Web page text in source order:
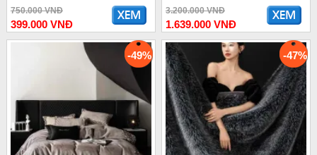
750.000 VNĐ
399.000 VNĐ
3.200.000 VNĐ
1.639.000 VNĐ
-49% -47%